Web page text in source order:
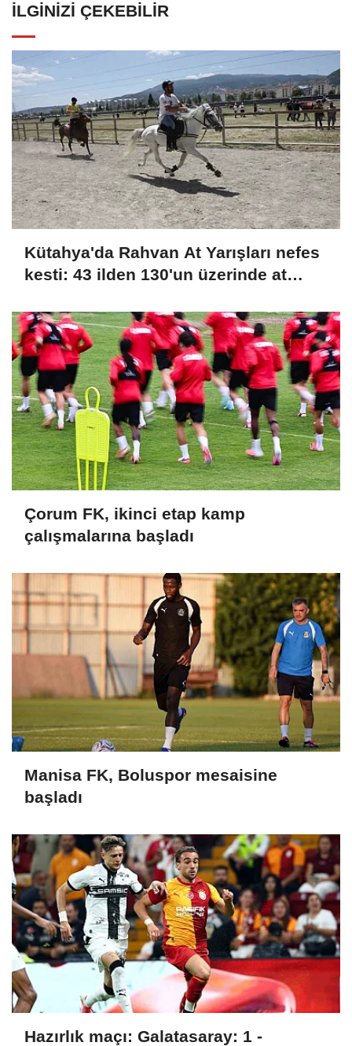
İLGINIZI ÇEKEBILIR
Kütahya'da Rahvan At Yarışları nefes
kesti: 43 ilden 130'un üzerinde at
Çorum FK, ikinci etap kamp
çalışmalarına başladı
Manisa FK, Boluspor mesaisine
başladı
Hazırlık maçı: Galatasaray: 1 -